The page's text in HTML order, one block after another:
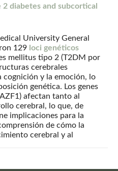
diabetes and subcortical
University General
129 loci genéticos
mellitus tipo 2 (T2DM por
cerebrales
cognición y la emoción, lo
genética. Los genes
afectan tanto al
cerebral, lo que, de
implicaciones para la
de cómo la
cerebral y al